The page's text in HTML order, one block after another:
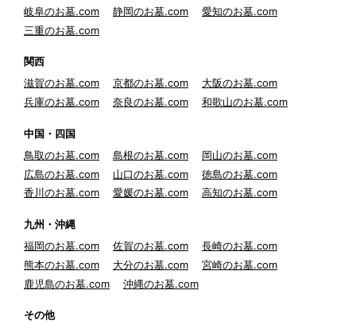
岐阜のお墓.com
静岡のお墓.com
愛知のお墓.com
三重のお墓.com
関西
滋賀のお墓.com
京都のお墓.com
大阪のお墓.com
兵庫のお墓.com
奈良のお墓.com 和歌山のお墓.com
中国・四国
鳥取のお墓.com
島根のお墓.com
岡山のお墓.com
広島のお墓.com
山口のお墓.com
徳島のお墓.com
香川のお墓.com
愛媛のお墓.com 高知のお墓.com
九州・沖縄
福岡のお墓.com
佐賀のお墓.com
長崎のお墓.com
熊本のお墓.com
大分のお墓.com
宮崎のお墓.com
鹿児島のお墓.com
沖縄のお墓.com
その他